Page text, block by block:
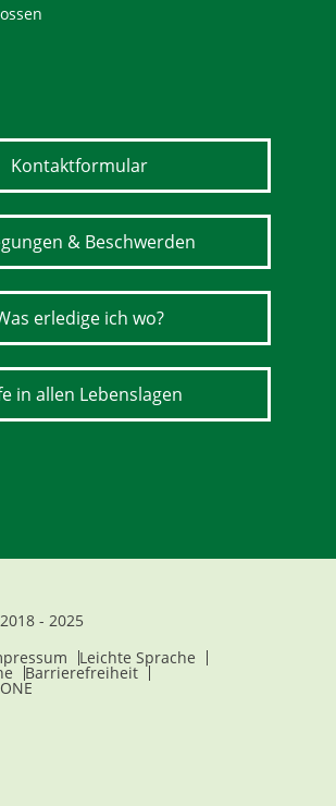
Kontaktformular
& Beschwerden
erledige ich wo?
in allen Lebenslagen
- 2025
Leichte Sprache
Barrierefreiheit